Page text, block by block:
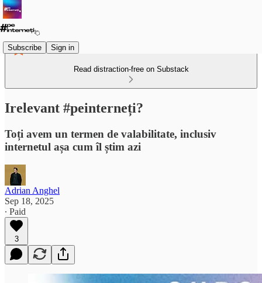
Subscribe Sign in
Read distraction-free on Substack
Irelevant #peinterneți?
Toți avem un termen de valabilitate, inclusiv
internetul așa cum îl știm azi
Adrian Anghel
Sep 18, 2025
∙ Paid
3